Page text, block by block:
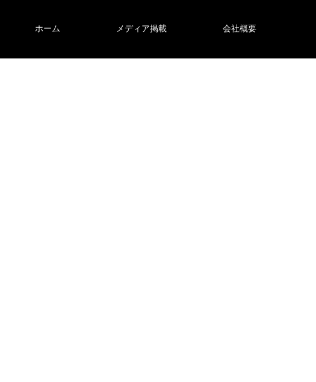
ホーム メディア掲載 会社概要